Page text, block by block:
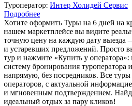
Туроператор: Интер Холидей Сервис
Подробнее
Хотите оформить Туры на 6 дней на
нашем маркетплейсе вы видите
точную цену на каждую дату выезда
и устаревших предложений. Просто
тур и нажмите «Купить у оператора»:
систему бронирования туроператора
напрямую, без посредников. Все
операторов, с актуальной
и мгновенным подтверждением.
идеальный отдых за пару кликов!